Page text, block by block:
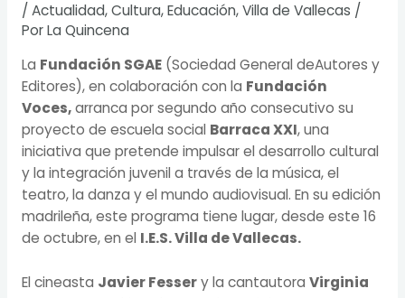
/ Actualidad,Cultura,Educación,Villa de Vallecas /
PorLa Quincena
La Fundación SGAE(Sociedad General deAutores y
Editores),en colaboración con la Fundación
Voces,arranca por segundo año consecutivo su
proyecto de escuela social Barraca XXI, una
iniciativa que pretende impulsar el desarrollo cultural
y la integración juvenil a través de la música, el
teatro, la danza y el mundo audiovisual. En su edición
madrileña, este programa tiene lugar, desde este 16
de octubre, en el I.E.S. Villa de Vallecas.
El cineasta Javier Fessery la cantautora Virginia